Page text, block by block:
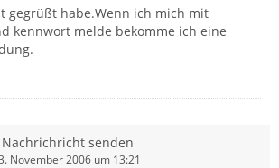
gegrüßt habe.Wenn ich mich mit
kennwort melde bekomme ich eine
senden
November 2006 um 13:21